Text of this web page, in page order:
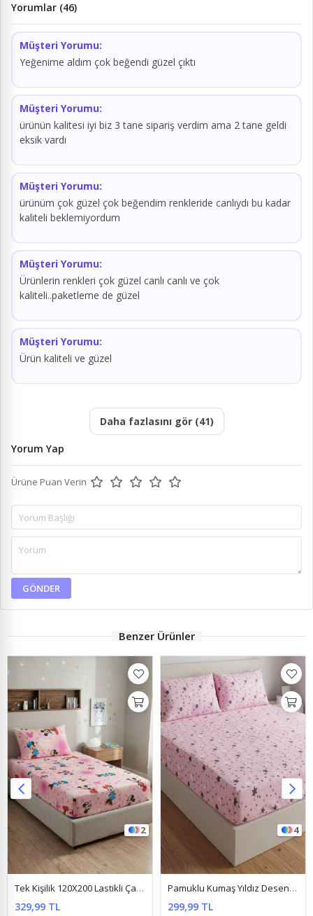
Yorumlar (46)
Müşteri Yorumu:
Yeğenime aldım çok beğendi güzel çıktı
Müşteri Yorumu:
ürünün kalitesi iyi biz 3 tane sipariş verdim ama 2 tane geldi
eksik vardı
Müşteri Yorumu:
ürünüm çok güzel çok beğendim renkleride canlıydı bu kadar
kaliteli beklemiyordum
Müşteri Yorumu:
Ürünlerin renkleri çok güzel canlı canlı ve çok
kaliteli..paketleme de güzel
Müşteri Yorumu:
Ürün kaliteli ve güzel
Daha fazlasını gör (41)
Yorum Yap
Ürüne Puan Verin
GÖNDER
Benzer Ürünler
2
Tek Kişilik 120X200 Lastikli Çarşaf Takımı Mickey Mouse Pembe
329,99 TL
4
Pamuklu Kumaş Yıldız Desen Lastikli Çarşaf Takımı Pembe
299,99 TL